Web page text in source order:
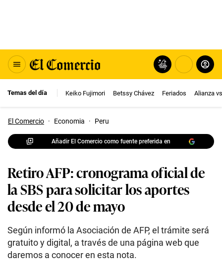
Temas del día Keiko Fujimori Betssy Chávez Feriados Alianza
El Comercio · Economia · Peru
Añadir El Comercio como fuente preferida en
Retiro AFP: cronograma oficial de
la SBS para solicitar los aportes
desde el 20 de mayo
Según informó la Asociación de AFP, el trámite será
gratuito y digital, a través de una página web que
daremos a conocer en esta nota.